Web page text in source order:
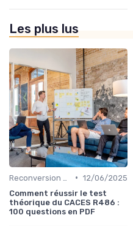
Les plus lus
• 12/06/2025
Comment réussir le test
théorique du CACES R486 :
100 questions en PDF